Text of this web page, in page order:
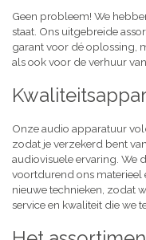
Geen probleem! We
staat. Ons uitgebreide
garant voor dé oplossing,
als ook voor de verhuur
Onze audio apparatuur
zodat je verzekerd bent
audiovisuele ervaring. We
voortdurend ons
nieuwe technieken, zodat
service en kwaliteit die we